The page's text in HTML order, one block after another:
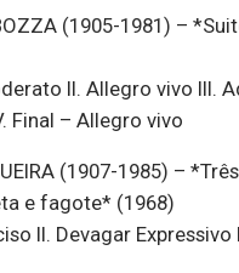
(1905-1981) –
II. Allegro vivo III.
Final – Allegro vivo
(1907-1985) –
e fagote* (1968)
II. Devagar Expressivo